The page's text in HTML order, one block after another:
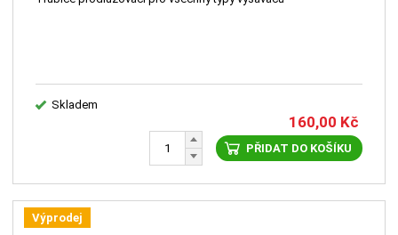
Skladem
160,00 Kč
PŘIDAT DO KOŠÍKU
Výprodej